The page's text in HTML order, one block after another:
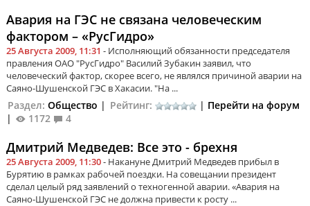
Авария на ГЭС не связана человеческим
фактором – «РусГидро»
25 Августа 2009, 11:31 - Исполняющий обязанности председателя
правления ОАО "РусГидро" Василий Зубакин заявил, что
человеческий фактор, скорее всего, не являлся причиной аварии на
Саяно-Шушенской ГЭС в Хакасии. "На ...
Раздел: Общество | Рейтинг: | Перейти на форум
|
1172 4
Дмитрий Медведев: Все это - брехня
25 Августа 2009, 11:30- Накануне Дмитрий Медведев прибыл в
Бурятию в рамках рабочей поездки. На совещании президент
сделал целый ряд заявлений о техногенной аварии. «Авария на
Саяно-Шушенской ГЭС не должна привести к росту ...